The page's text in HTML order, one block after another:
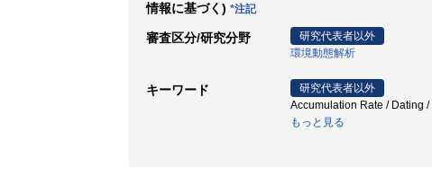
情報に基づく) *注記
審査区分/研究分野
研究代表者以外
環境動態解析
キーワード
研究代表者以外
Accumulation Rate / Dating
もっと見る